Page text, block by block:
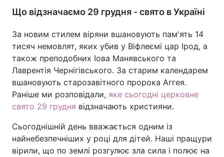
Зброя Інциденти
Здоров'я Туризм
Цікавинки Погода
Лонгріди
Що відзначаємо 29 грудня - свято в Україні
За новим стилем віряни вшановують пам'ять 14
тисяч немовлят, яких убив у Віфлеємі цар Ірод, а
також преподобних Іова Манявського та
Лаврентія Чернігівського. За старим календарем
вшановують старозавітного пророка Аггея.
Раніше ми розповідали, яке сьогодні церковне
свято 29 грудня відзначають християни.
Сьогоднішній день вважається одним із
найнебезпечніших у році для дітей. Наші пращури
вірили, що по землі розгулює зла сила і полює на